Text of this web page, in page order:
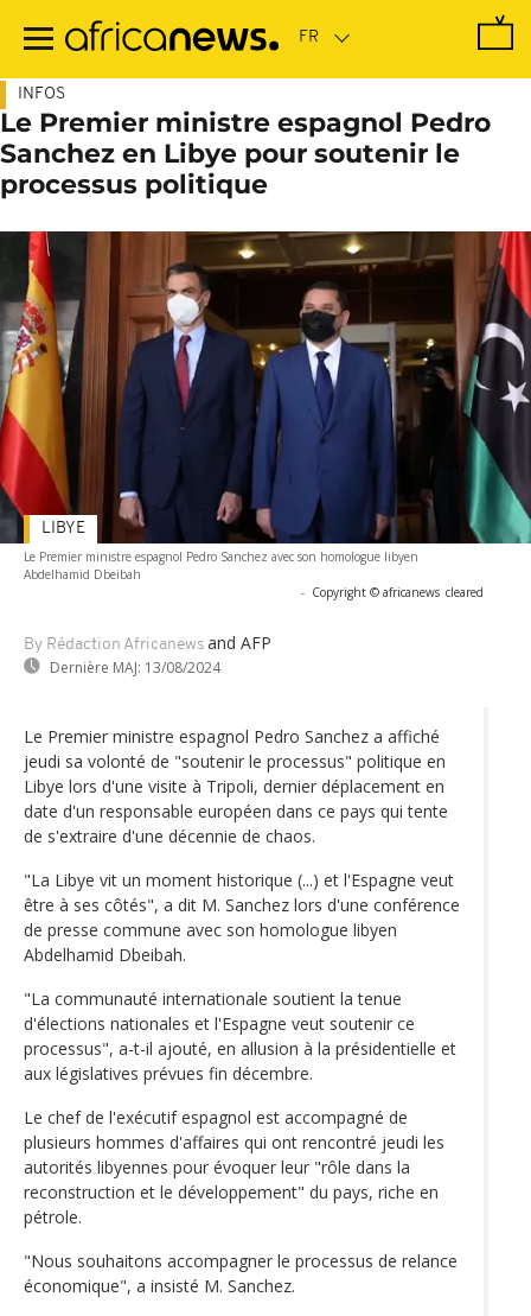
contenu
INFOS
Le Premier ministre espagnol Pedro
Sanchez en Libye pour soutenir le
processus politique
Le Premier ministre espagnol Pedro Sanchez avec son homologue libyen
Abdelhamid Dbeibah
- Copyright © africanews cleared
By Rédaction Africanews and AFP
Dernière MAJ: 13/08/2024
LIBYE
Le Premier ministre espagnol Pedro Sanchez a affiché
jeudi sa volonté de "soutenir le processus" politique en
Libye lors d'une visite à Tripoli, dernier déplacement en
date d'un responsable européen dans ce pays qui tente
de s'extraire d'une décennie de chaos.
"La Libye vit un moment historique (...) et l'Espagne veut
être à ses côtés", a dit M. Sanchez lors d'une conférence
de presse commune avec son homologue libyen
Abdelhamid Dbeibah.
"La communauté internationale soutient la tenue
d'élections nationales et l'Espagne veut soutenir ce
processus", a-t-il ajouté, en allusion à la présidentielle et
aux législatives prévues fin décembre.
Le chef de l'exécutif espagnol est accompagné de
plusieurs hommes d'affaires qui ont rencontré jeudi les
autorités libyennes pour évoquer leur "rôle dans la
reconstruction et le développement" du pays, riche en
pétrole.
"Nous souhaitons accompagner le processus de relance
économique", a insisté M. Sanchez.